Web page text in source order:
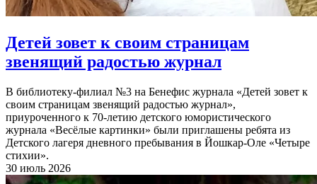
Детей зовет к своим страницам
звенящий радостью журнал
В библиотеку-филиал №3 на Бенефис журнала «Детей зовет к
своим страницам звенящий радостью журнал»,
приуроченного к 70-летию детского юмористического
журнала «Весёлые картинки» были приглашены ребята из
Детского лагеря дневного пребывания в Йошкар-Оле «Четыре
стихии».
30 июль 2026